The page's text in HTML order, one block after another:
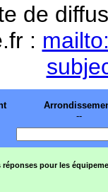
de
:
--
réponses pour les